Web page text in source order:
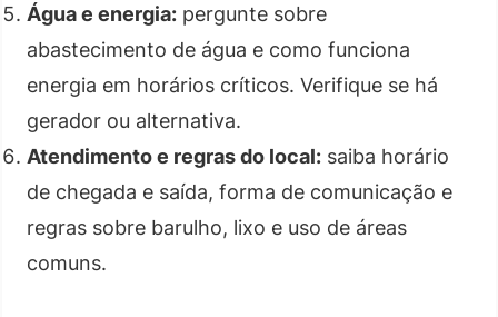
Água e energia: pergunte sobre
abastecimento de água e como funciona
energia em horários críticos. Verifique se há
gerador ou alternativa.
Atendimento e regras do local: saiba horário
de chegada e saída, forma de comunicação e
regras sobre barulho, lixo e uso de áreas
comuns.